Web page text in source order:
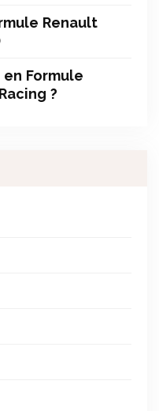
Renault
Formule
?